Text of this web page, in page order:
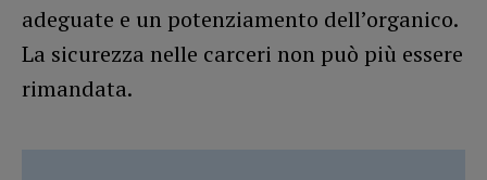
adeguate e un potenziamento dell’organico.
La sicurezza nelle carceri non può più essere
rimandata.